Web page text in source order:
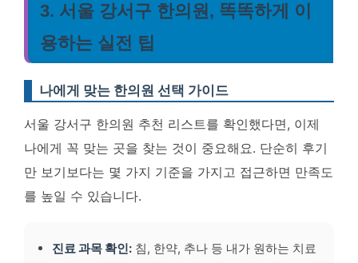
3. 서울 강서구 한의원, 똑똑하게 이
용하는 실전 팁
나에게 맞는 한의원 선택 가이드
서울 강서구 한의원 추천 리스트를 확인했다면, 이제
나에게 꼭 맞는 곳을 찾는 것이 중요해요. 단순히 후기
만 보기보다는 몇 가지 기준을 가지고 접근하면 만족도
를 높일 수 있습니다.
진료 과목 확인: 침, 한약, 추나 등 내가 원하는 치료